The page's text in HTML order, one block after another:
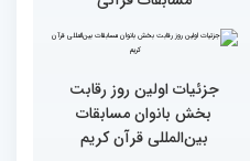
به مرحله نهایی مسابقات
بین‌المللی قرآن به میزبانی
ایران